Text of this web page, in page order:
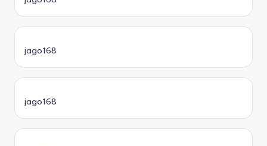
jago168
jago168